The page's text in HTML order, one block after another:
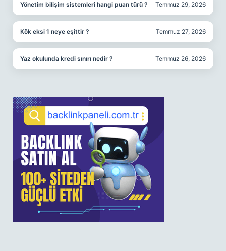
Yönetim bilişim sistemleri hangi puan türü ? Temmuz 29, 2026
Kök eksi 1 neye eşittir ? Temmuz 27, 2026
Yaz okulunda kredi sınırı nedir ? Temmuz 26, 2026